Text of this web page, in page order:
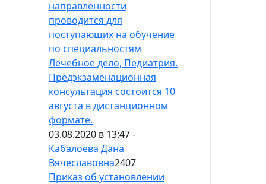
направленности
проводится для
поступающих на обучение
по специальностям
Лечебное дело, Педиатрия.
Предэкзаменационная
консультация состоится 10
августа в дистанционном
формате.
03.08.2020 в 13:47 -
Кабалоева Дана
Вячеславовна2407
Приказ об установлении